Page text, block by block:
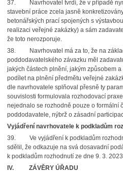
37. Navrhovatel tvrdí, že v případě
stavební práce zcela jasně
betonářských prací spojených s
realizaci veřejné zakázky) a sám
že toto nerozporuje.
38. Navrhovatel má za to, že na
poddodavatelského závazku měl
jakých částech plnění, jakým způsobem
podílet na plnění předmětu veřejné
dle navrhovatele splňoval přesně ty
souvislosti formulovala rozhodovací
nejednalo se rozhodně pouze o formální
poddodavatele, nýbrž o zásadní
Vyjádření navrhovatele k podkladům
39. Ve vyjádření k podkladům
sdělil, že odkazuje na svá dosavadní
k podkladům rozhodnutí ze dne 9. 3.
IV. ZÁVĚRY ÚŘADU